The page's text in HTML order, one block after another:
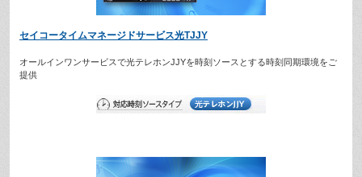
セイコータイムマネージドサービス光TJJY
オールインワンサービスで光テレホンJJYを時刻ソースとする時刻同期環境をご
提供